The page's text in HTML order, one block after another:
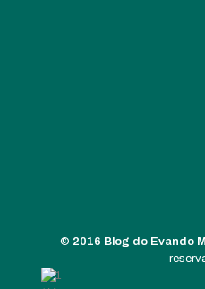
© 2016 Blog do Evando